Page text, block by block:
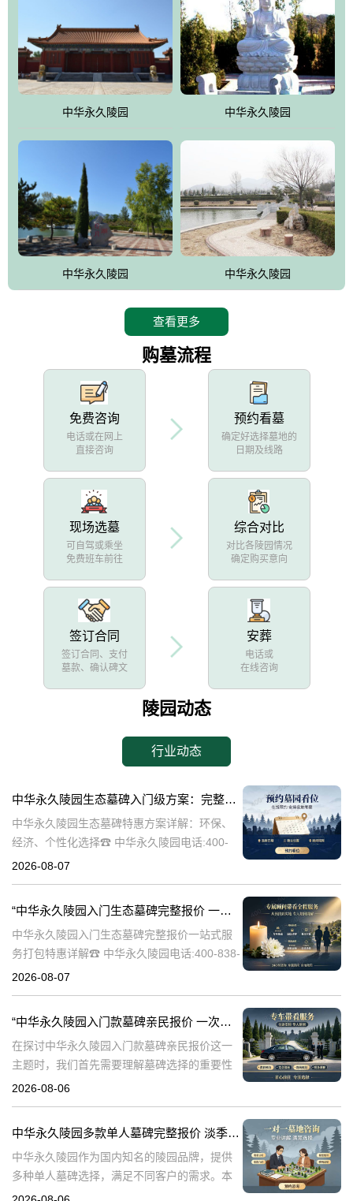
中华永久陵园 中华永久陵园
中华永久陵园 中华永久陵园
查看更多
购墓流程
免费咨询
电话或在网上
直接咨询
预约看墓
确定好选择墓地的
日期及线路
现场选墓
可自驾或乘坐
免费班车前往
综合对比
对比各陵园情况
确定购买意向
签订合同
签订合同、支付
墓款、确认碑文
安葬
电话或
在线咨询
陵园动态
行业动态
中华永久陵园生态墓碑入门级方案：完整报价与一站式服务打包特惠解析
中华永久陵园生态墓碑特惠方案详解：环保、
经济、个性化选择☎ 中华永久陵园电话:400-
838-5063随着人们对身后事的关注度提升，选
2026-08-07
“中华永久陵园入门生态墓碑完整报价 一站式服务打包特惠详解”
中华永久陵园入门生态墓碑完整报价一站式服
务打包特惠详解☎ 中华永久陵园电话:400-838-
5063中华永久陵园作为国内知名的陵园之一，
2026-08-07
“中华永久陵园入门款墓碑亲民报价 一次性付清享折上折：超值优惠与便捷选择的完美结合”
在探讨中华永久陵园入门款墓碑亲民报价这一
主题时，我们首先需要理解墓碑选择的重要性
及其对逝者与生者的影响。墓碑不仅是对逝者
2026-08-06
中华永久陵园多款单人墓碑完整报价 淡季下单直降数千元详解
中华永久陵园作为国内知名的陵园品牌，提供
多种单人墓碑选择，满足不同客户的需求。本
文将详细介绍中华永久陵园多款单人墓碑的完